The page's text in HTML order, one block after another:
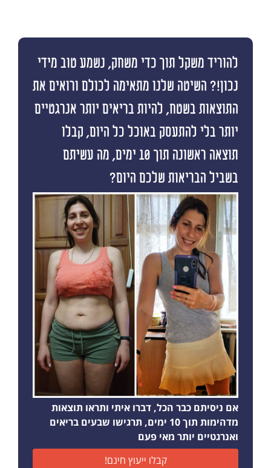
להוריד משקל תוך כדי משחק, נשמע טוב מידי
נכון!? השיטה שלנו מתאימה לכולם ורואים את
התוצאות בשטח, להיות בריאים יותר אנרגטיים
יותר בלי להתעסק באוכל כל היום, קבלו
תוצאה ראשונה תוך 10 ימים, מה עשיתם
בשביל הבריאות שלכם היום?
אם ניסיתם כבר הכל, דברו איתי ותראו תוצאות
מדהימות תוך 10 ימים, תרגישו שבעים בריאים
ואנרגטיים יותר מאי פעם
קבלו ייעוץ חינם!